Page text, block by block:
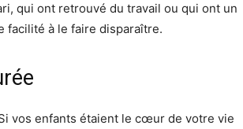
qui ont retrouvé du travail ou qui ont un
facilité à le faire disparaître.
vos enfants étaient le cœur de votre vie